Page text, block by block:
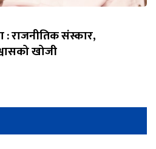
: राजनीतिक संस्कार,
खोजी